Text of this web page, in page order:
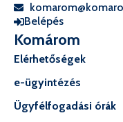
Belépés
Komárom
Elérhetőségek
e-ügyintézés
Ügyfélfogadási órák